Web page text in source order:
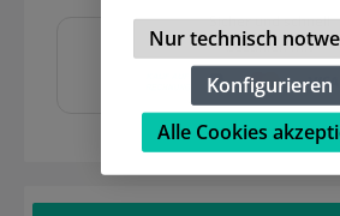
Sicher und schnell
bezahlen mit
Nur technisch
Konfigurieren
Alle Cookies